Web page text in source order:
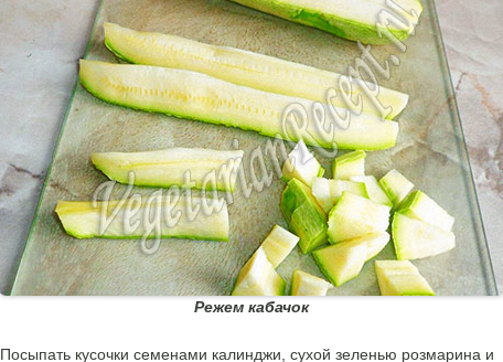
Режем кабачок
Посыпать кусочки семенами калинджи, сухой зеленью розмарина и